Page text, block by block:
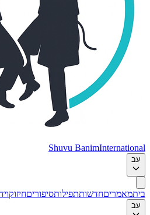
Shuvu Banim
מאמריםחדשותתפילותסיפוריםחיזוקוידאו